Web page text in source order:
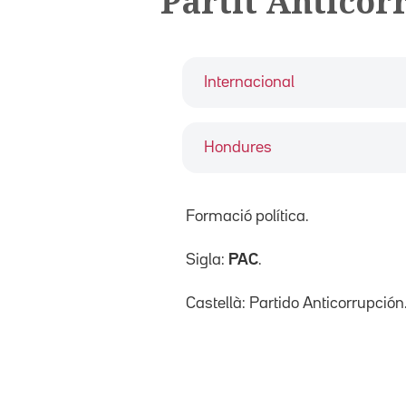
Internacional
Hondures
Formació política.
Sigla: PAC.
Castellà: Partido Anticorrupción.